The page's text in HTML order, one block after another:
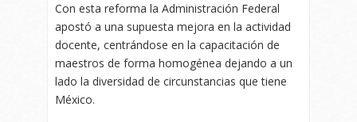
Con esta reforma la Administración Federal
apostó a una supuesta mejora en la actividad
docente, centrándose en la capacitación de
maestros de forma homogénea dejando a un
lado la diversidad de circunstancias que tiene
México.